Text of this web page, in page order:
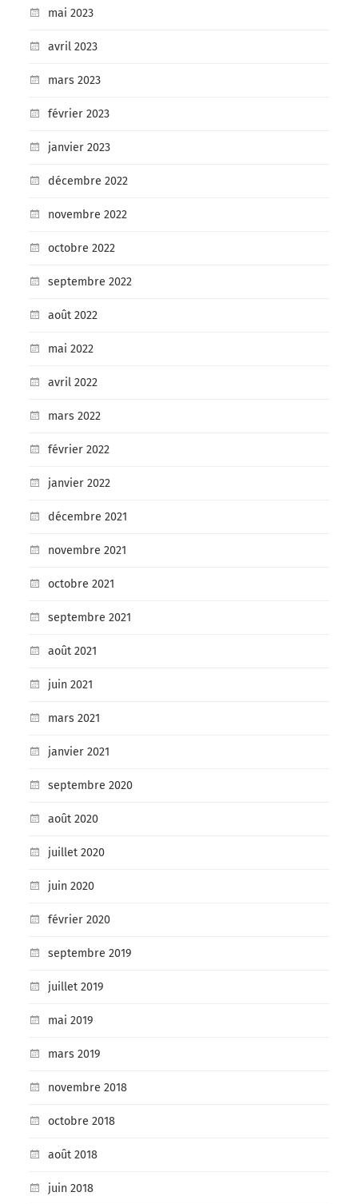
mai 2023
avril 2023
mars 2023
février 2023
janvier 2023
décembre 2022
novembre 2022
octobre 2022
septembre 2022
août 2022
mai 2022
avril 2022
mars 2022
février 2022
janvier 2022
décembre 2021
novembre 2021
octobre 2021
septembre 2021
août 2021
juin 2021
mars 2021
janvier 2021
septembre 2020
août 2020
juillet 2020
juin 2020
février 2020
septembre 2019
juillet 2019
mai 2019
mars 2019
novembre 2018
octobre 2018
août 2018
juin 2018